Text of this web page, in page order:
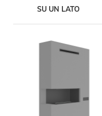
SU UN LATO